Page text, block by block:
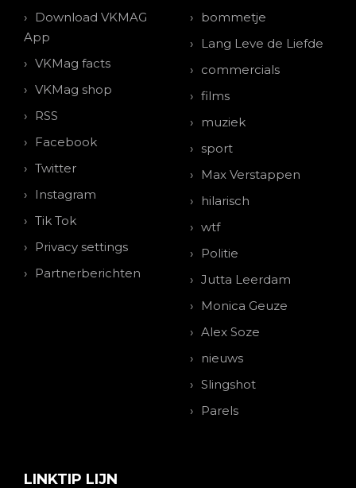
Download VKMAG
App
VKMag facts
VKMag shop
RSS
Facebook
Twitter
Instagram
Tik Tok
Privacy settings
Partnerberichten
bommetje
Lang Leve de Liefde
commercials
films
muziek
sport
Max Verstappen
hilarisch
wtf
Politie
Jutta Leerdam
Monica Geuze
Alex Soze
nieuws
Slingshot
Parels
LINKTIP LIJN